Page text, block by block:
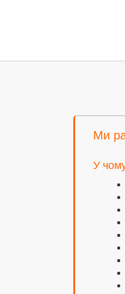
Ми
У